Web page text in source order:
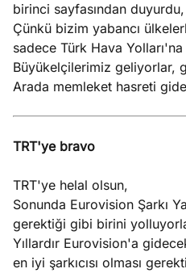
birinci sayfasından duyurdu,
Çünkü bizim yabancı
sadece Türk Hava Yolları'na
Büyükelçilerimiz geliyorlar,
Arada memleket hasreti
TRT'ye bravo
TRT'ye helal olsun,
Sonunda Eurovision Şarkı
gerektiği gibi birini
Yıllardır Eurovision'a
en iyi şarkıcısı olması